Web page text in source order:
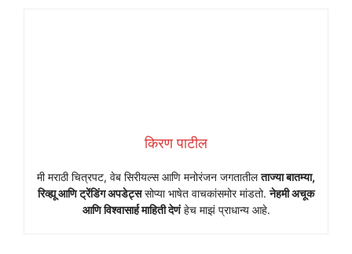
किरण पाटील
मी मराठी चित्रपट, वेब सिरीयल्स आणि मनोरंजन जगतातीलताज्या बातम्या,
रिव्ह्यू आणि ट्रेंडिंग अपडेट्ससोप्या भाषेत वाचकांसमोर मांडतो.नेहमी अचूक
आणि विश्वासार्ह माहिती देणंहेच माझं प्राधान्य आहे.